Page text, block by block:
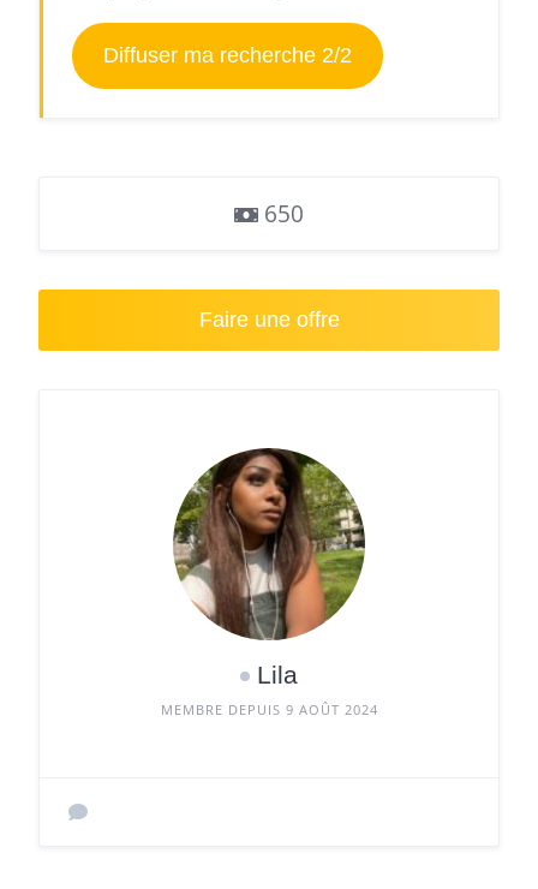
Diffuser ma recherche 2/2
650
Faire une offre
Lila
MEMBRE DEPUIS 9 AOÛT 2024